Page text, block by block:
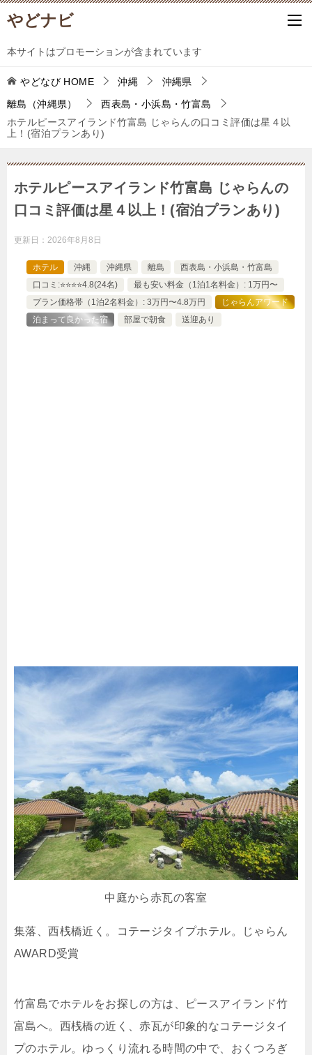
やどナビ
本サイトはプロモーションが含まれています
やどなび HOME 沖縄
沖縄県
離島（沖縄県）
西表島・小浜島・竹富島
ホテルピースアイランド竹富島 じゃらんの口コミ評価は星４以
上！(宿泊プランあり)
ホテルピースアイランド竹富島 じゃらんの
口コミ評価は星４以上！(宿泊プランあり)
更新日： 2026年8月8日
ホテル 沖縄 沖縄県 離島
西表島・小浜島・竹富島
口コミ:⭐️⭐️⭐️⭐️4.8(24名)
最も安い料金（1泊1名料金）: 1万円〜
プラン価格帯（1泊2名料金）: 3万円〜4.8万円
じゃらんアワード
泊まって良かった宿
部屋で朝食 送迎あり
中庭から赤瓦の客室
集落、西桟橋近く。コテージタイプホテル。じゃらん
AWARD受賞
竹富島でホテルをお探しの方は、ピースアイランド竹
富島へ。西桟橋の近く、赤瓦が印象的なコテージタイ
プのホテル。ゆっくり流れる時間の中で、おくつろぎ